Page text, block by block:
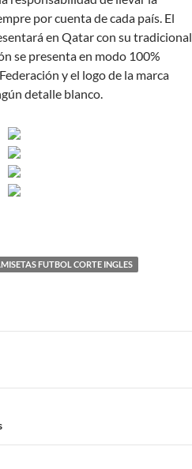
por cuenta de cada país. El
en Qatar con su tradicional
se presenta en modo 100%
y el logo de la marca
detalle blanco.
FUTBOL CORTE INGLES